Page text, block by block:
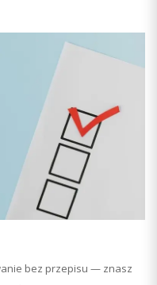
bez przepisu — znasz